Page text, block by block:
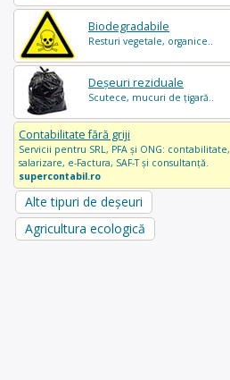
Biodegradabile
Resturi vegetale, organice..
Deșeuri reziduale
Scutece, mucuri de țigară..
Contabilitate fără griji
Servicii pentru SRL, PFA și ONG: contabilitate,
salarizare, e-Factura, SAF-T și consultanță.
supercontabil.ro
Alte tipuri de deșeuri
Agricultura ecologică